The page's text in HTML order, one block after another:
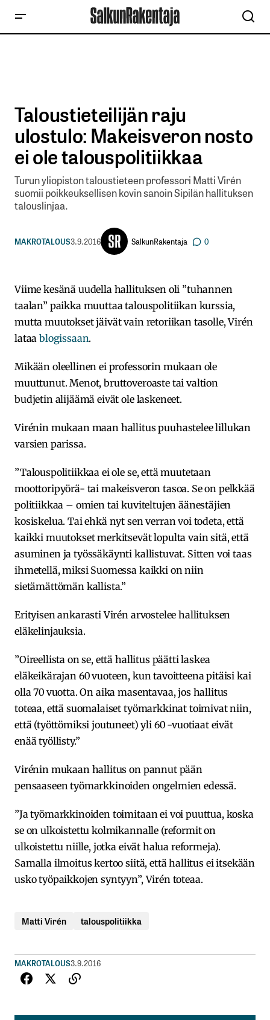
Taloustieteilijän raju
ulostulo: Makeisveron nosto
ei ole talouspolitiikkaa
Turun yliopiston taloustieteen professori Matti Virén
suomii poikkeuksellisen kovin sanoin Sipilän hallituksen
talouslinjaa.
MAKROTALOUS3.9.2016 SalkunRakentaja 0
Viime kesänä uudella hallituksen oli ”tuhannen
taalan” paikka muuttaa talouspolitiikan kurssia,
mutta muutokset jäivät vain retoriikan tasolle, Virén
lataablogissaan.
Mikään oleellinen ei professorin mukaan ole
muuttunut. Menot, bruttoveroaste tai valtion
budjetin alijäämä eivät ole laskeneet.
Virénin mukaan maan hallitus puuhastelee lillukan
varsien parissa.
”Talouspolitiikkaa ei ole se, että muutetaan
moottoripyörä- tai makeisveron tasoa. Se on pelkkää
politiikkaa – omien tai kuviteltujen äänestäjien
kosiskelua. Tai ehkä nyt sen verran voi todeta, että
kaikki muutokset merkitsevät lopulta vain sitä, että
asuminen ja työssäkäynti kallistuvat. Sitten voi taas
ihmetellä, miksi Suomessa kaikki on niin
sietämättömän kallista.”
Erityisen ankarasti Virén arvostelee hallituksen
eläkelinjauksia.
”Oireellista on se, että hallitus päätti laskea
eläkeikärajan 60 vuoteen, kun tavoitteena pitäisi kai
olla 70 vuotta. On aika masentavaa, jos hallitus
toteaa, että suomalaiset työmarkkinat toimivat niin,
että (työttömiksi joutuneet) yli 60 -vuotiaat eivät
enää työllisty.”
Virénin mukaan hallitus on pannut pään
pensaaseen työmarkkinoiden ongelmien edessä.
”Ja työmarkkinoiden toimitaan ei voi puuttua, koska
se on ulkoistettu kolmikannalle (reformit on
ulkoistettu niille, jotka eivät halua reformeja).
Samalla ilmoitus kertoo siitä, että hallitus ei itsekään
usko työpaikkojen syntyyn”, Virén toteaa.
Matti Virén talouspolitiikka
MAKROTALOUS3.9.2016